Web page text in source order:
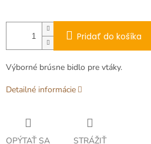
Pridať do košíka
Výborné brúsne bidlo pre vtáky.
Detailné informácie
OPÝTAŤ SA STRÁŽIŤ